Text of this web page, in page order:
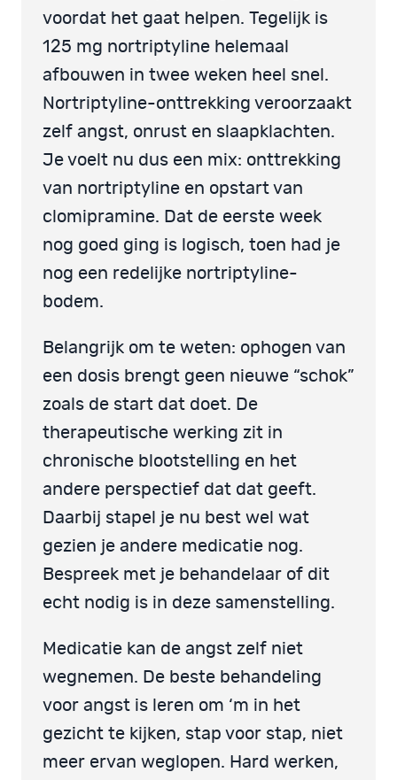
voordat het gaat helpen. Tegelijk is
125 mg nortriptyline helemaal
afbouwen in twee weken heel snel.
Nortriptyline-onttrekking veroorzaakt
zelf angst, onrust en slaapklachten.
Je voelt nu dus een mix: onttrekking
van nortriptyline en opstart van
clomipramine. Dat de eerste week
nog goed ging is logisch, toen had je
nog een redelijke nortriptyline-
bodem.
Belangrijk om te weten: ophogen van
een dosis brengt geen nieuwe “schok”
zoals de start dat doet. De
therapeutische werking zit in
chronische blootstelling en het
andere perspectief dat dat geeft.
Daarbij stapel je nu best wel wat
gezien je andere medicatie nog.
Bespreek met je behandelaar of dit
echt nodig is in deze samenstelling.
Medicatie kan de angst zelf niet
wegnemen. De beste behandeling
voor angst is leren om ‘m in het
gezicht te kijken, stap voor stap, niet
meer ervan weglopen. Hard werken,